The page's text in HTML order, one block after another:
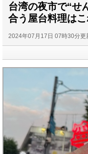
台湾の夜市で“せ
合う屋台料理は
2024年07月17日 07時30分更